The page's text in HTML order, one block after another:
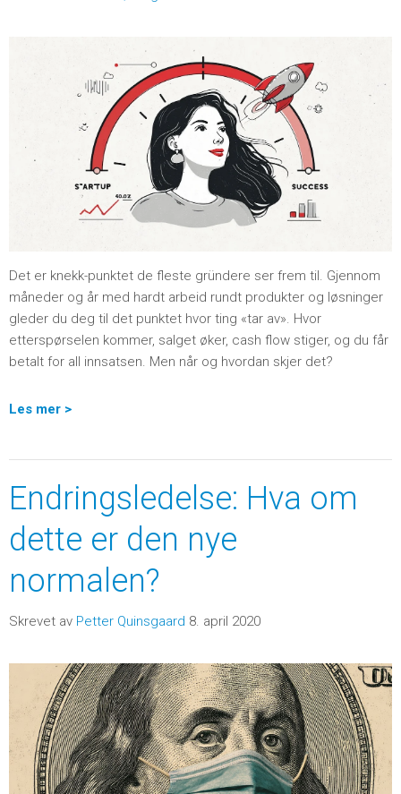
Det er knekk-punktet de fleste gründere ser frem til. Gjennom
måneder og år med hardt arbeid rundt produkter og løsninger
gleder du deg til det punktet hvor ting «tar av». Hvor
etterspørselen kommer, salget øker, cash flow stiger, og du får
betalt for all innsatsen. Men når og hvordan skjer det?
Les mer >
Endringsledelse: Hva om
dette er den nye
normalen?
Skrevet av Petter Quinsgaard 8. april 2020